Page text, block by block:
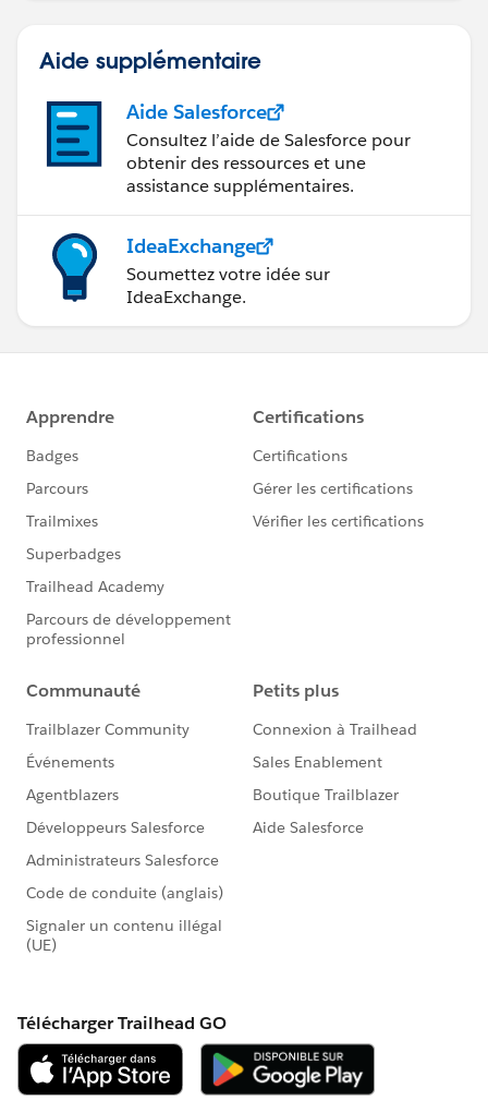
Aide supplémentaire
Aide Salesforce
Consultez l’aide de Salesforce pour
obtenir des ressources et une
assistance supplémentaires.
IdeaExchange
Soumettez votre idée sur
IdeaExchange.